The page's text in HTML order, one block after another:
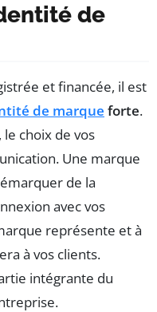
de
et financée, il est
de marque forte.
le choix de vos
Une marque
de la
avec vos
représente et à
à vos clients.
intégrante du